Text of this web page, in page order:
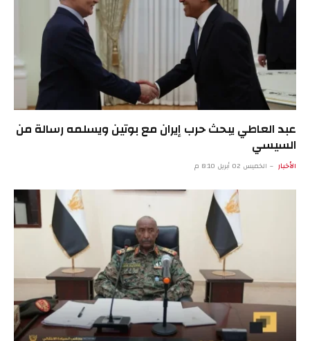
عبد العاطي يبحث حرب إيران مع بوتين ويسلمه رسالة من
السيسي
الأخبار الخميس 02 أبريل 8:10 م